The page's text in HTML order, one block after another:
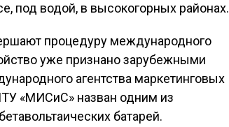
под водой, в высокогорных районах.
процедуру международного
уже признано зарубежными
агентства маркетинговых
«МИСиС» назван одним из
батарей.